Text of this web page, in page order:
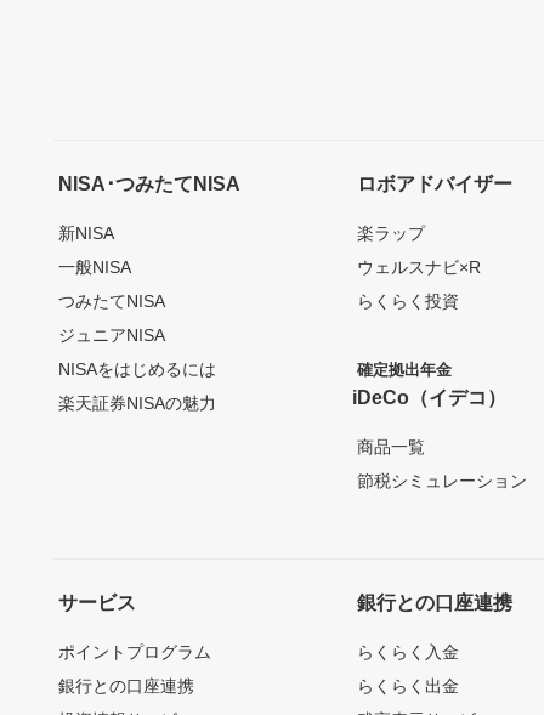
NISA･つみたてNISA
新NISA
一般NISA
つみたてNISA
ジュニアNISA
NISAをはじめるには
楽天証券NISAの魅力
ロボアドバイザー
楽ラップ
ウェルスナビ×R
らくらく投資
確定拠出年金
iDeCo（イデコ）
商品一覧
節税シミュレーション
サービス
ポイントプログラム
銀行との口座連携
銀行との口座連携
らくらく入金
らくらく出金